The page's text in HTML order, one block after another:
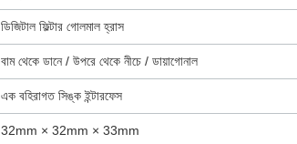
ডিজিটাল ফিল্টার গোলমাল হ্রাস
বাম থেকে ডানে / উপরে থেকে নীচে / ডায়াগোনাল
এক বহিরাগত সিঙ্ক ইন্টারফেস
32mm × 32mm × 33mm